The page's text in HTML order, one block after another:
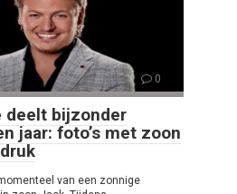
0
deelt bijzonder
jaar: foto’s met zoon
van een zonnige